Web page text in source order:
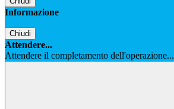
Informazione
Chiudi
Attendere...
Attendere il completamento dell'operazione...